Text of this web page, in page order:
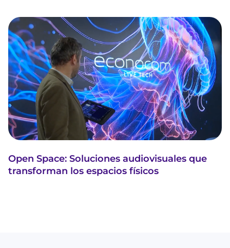
Open Space: Soluciones audiovisuales que
transforman los espacios físicos